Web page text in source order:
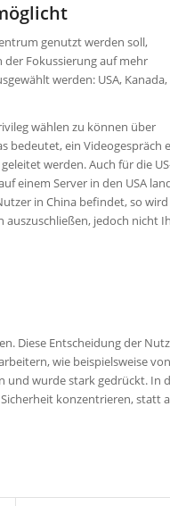
genutzt werden soll,
der Fokussierung auf mehr
werden: USA, Kanada,
wählen zu können über
bedeutet, ein Videogespräch
werden. Auch für die
einem Server in den USA
in China befindet, so wird
auszuschließen, jedoch nicht
Diese Entscheidung der
wie beispielsweise von
und wurde stark gedrückt. In
konzentrieren, statt